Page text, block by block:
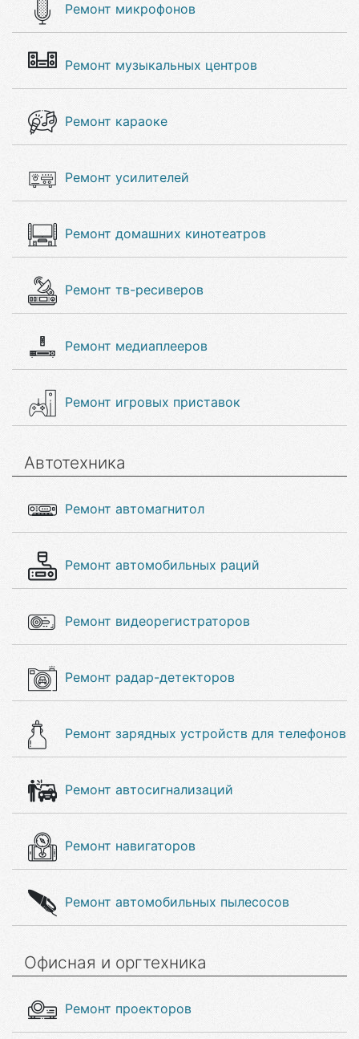
Ремонт микрофонов
Ремонт музыкальных центров
Ремонт караоке
Ремонт усилителей
Ремонт домашних кинотеатров
Ремонт тв-ресиверов
Ремонт медиаплееров
Ремонт игровых приставок
Автотехника
Ремонт автомагнитол
Ремонт автомобильных раций
Ремонт видеорегистраторов
Ремонт радар-детекторов
Ремонт зарядных устройств для телефонов
Ремонт автосигнализаций
Ремонт навигаторов
Ремонт автомобильных пылесосов
Офисная и оргтехника
Ремонт проекторов